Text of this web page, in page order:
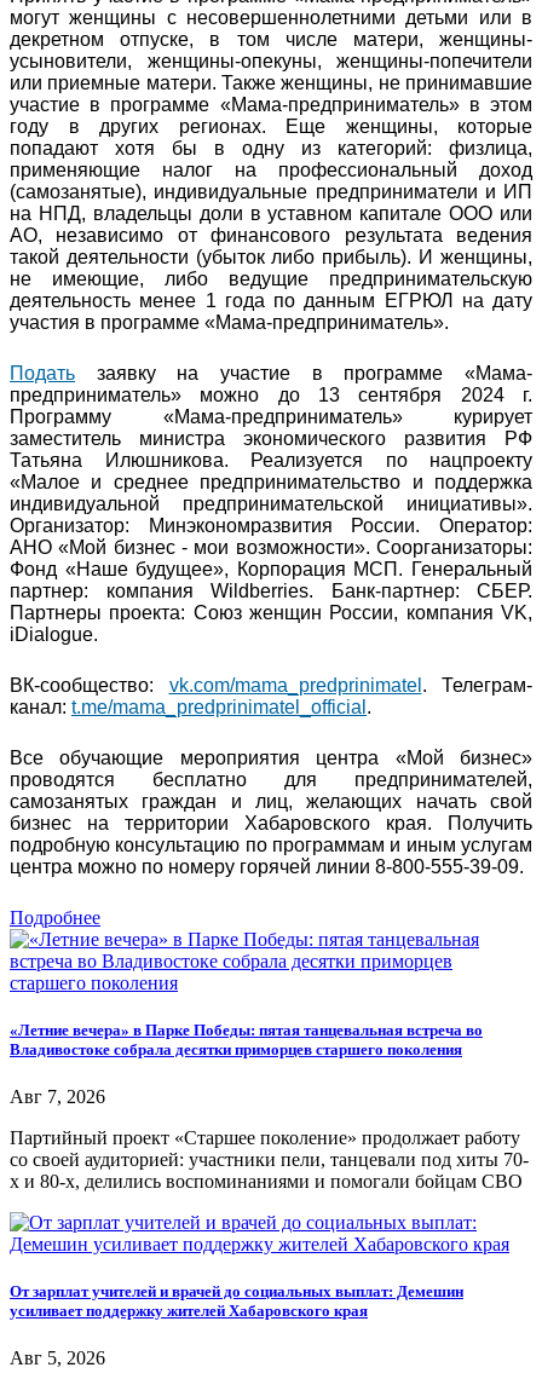
могут женщины с несовершеннолетними детьми или в
декретном отпуске, в том числе матери, женщины-
усыновители, женщины-опекуны, женщины-попечители
или приемные матери. Также женщины, не принимавшие
участие в программе «Мама-предприниматель» в этом
году в других регионах. Еще женщины, которые
попадают хотя бы в одну из категорий: физлица,
применяющие налог на профессиональный доход
(самозанятые), индивидуальные предприниматели и ИП
на НПД, владельцы доли в уставном капитале ООО или
АО, независимо от финансового результата ведения
такой деятельности (убыток либо прибыль). И женщины,
не имеющие, либо ведущие предпринимательскую
деятельность менее 1 года по данным ЕГРЮЛ на дату
участия в программе «Мама-предприниматель».
Подать заявку на участие в программе «Мама-
предприниматель» можно до 13 сентября 2024 г.
Программу «Мама-предприниматель» курирует
заместитель министра экономического развития РФ
Татьяна Илюшникова. Реализуется по нацпроекту
«Малое и среднее предпринимательство и поддержка
индивидуальной предпринимательской инициативы».
Организатор: Минэкономразвития России. Оператор:
АНО «Мой бизнес - мои возможности». Соорганизаторы:
Фонд «Наше будущее», Корпорация МСП. Генеральный
партнер: компания Wildberries. Банк-партнер: СБЕР.
Партнеры проекта: Союз женщин России, компания VK,
iDialogue.
ВК-сообщество: vk.com/mama_predprinimatel . Телеграм-
канал: t.me/mama_predprinimatel_official .
Все обучающие мероприятия центра «Мой бизнес»
проводятся бесплатно для предпринимателей,
самозанятых граждан и лиц, желающих начать свой
бизнес на территории Хабаровского края. Получить
подробную консультацию по программам и иным услугам
центра можно по номеру горячей линии 8-800-555-39-09.
Подробнее
«Летние вечера» в Парке Победы: пятая танцевальная встреча во
Владивостоке собрала десятки приморцев старшего поколения
Авг 7, 2026
Партийный проект «Старшее поколение» продолжает работу
со своей аудиторией: участники пели, танцевали под хиты 70-
х и 80-х, делились воспоминаниями и помогали бойцам СВО
От зарплат учителей и врачей до социальных выплат: Демешин
усиливает поддержку жителей Хабаровского края
Авг 5, 2026